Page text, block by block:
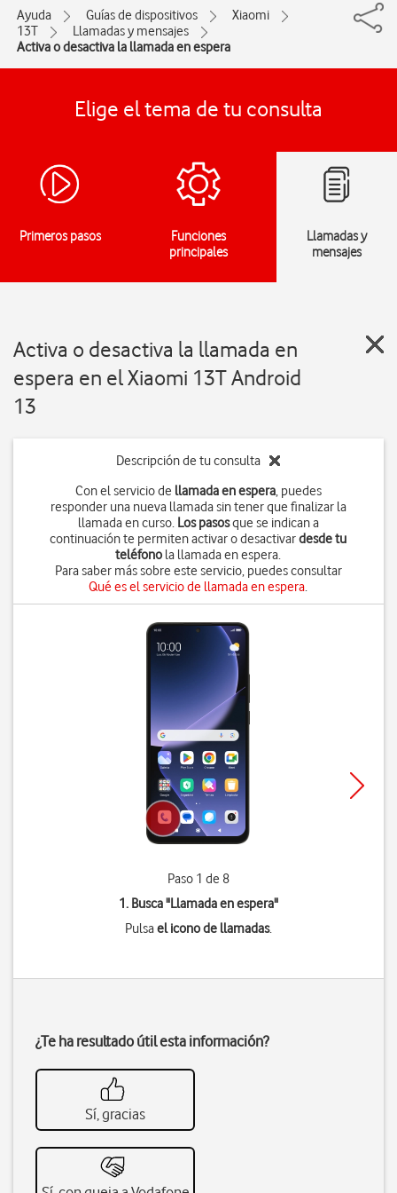
Ayuda Guías de dispositivos
Xiaomi
13T
Llamadas y mensajes
Activa o desactiva la llamada en espera
Elige el tema de tu consulta
Primeros pasos
Funciones
principales
Llamadas y
mensajes
Activa o desactiva la llamada en
espera en el Xiaomi 13T Android
13
Descripción de tu consulta
Con el servicio de llamada en espera, puedes
responder una nueva llamada sin tener que finalizar la
llamada en curso. Los pasosque se indican a
continuación te permiten activar o desactivardesde tu
teléfono la llamada en espera.
Para saber más sobre este servicio, puedes consultar
Qué es el servicio de llamada en espera.
Paso 1 de 8
1. Busca "Llamada en espera"
Pulsael icono de llamadas.
¿Te ha resultado útil esta información?
Sí, gracias